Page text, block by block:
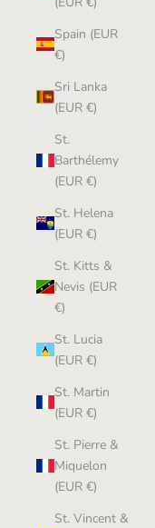
Spain (EUR
€)
Sri Lanka
(EUR €)
St.
Barthélemy
(EUR €)
St. Helena
(EUR €)
St. Kitts &
Nevis (EUR
€)
St. Lucia
(EUR €)
St. Martin
(EUR €)
St. Pierre &
Miquelon
(EUR €)
St. Vincent &